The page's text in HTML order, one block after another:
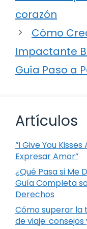
corazón
Cómo
Impactante
Guía Paso a
Artículos
“I Give You
Expresar Amor”
¿Qué Pasa si Me
Guía Completa
Derechos
Cómo superar la
de viaje: